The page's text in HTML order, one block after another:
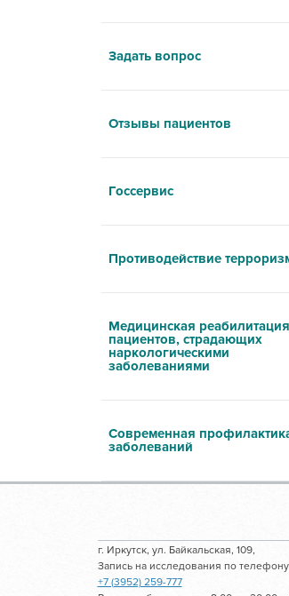
Задать вопрос
Отзывы пациентов
Госсервис
Противодействие
Медицинская реабилитация
пациентов, страдающих
наркологическими
заболеваниями
Современная
заболеваний
г. Иркутск, ул. Байкальская, 109,
Запись на исследования по
+7 (3952) 259-777